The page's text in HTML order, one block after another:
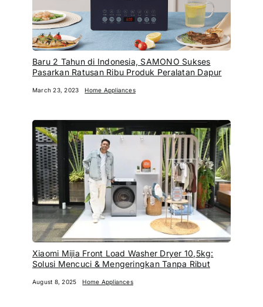
Baru 2 Tahun di Indonesia, SAMONO Sukses
Pasarkan Ratusan Ribu Produk Peralatan Dapur
March 23, 2023 Home Appliances
Xiaomi Mijia Front Load Washer Dryer 10,5kg:
Solusi Mencuci & Mengeringkan Tanpa Ribut
August 8, 2025 Home Appliances